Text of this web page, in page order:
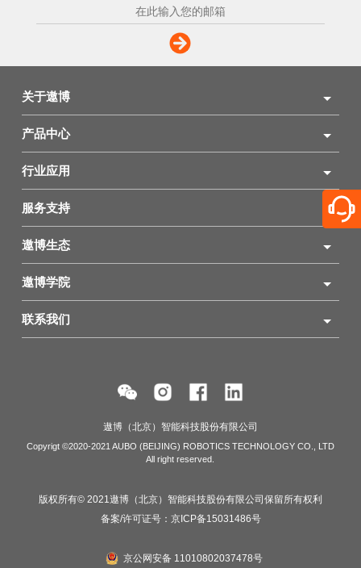
关于遨博
产品中心
行业应用
服务支持
遨博生态
遨博学院
联系我们
遨博（北京）智能科技股份有限公司
Copyrigt ©2020-2021 AUBO (BEIJING) ROBOTICS TECHNOLOGY CO., LTD
All right reserved.
版权所有© 2021遨博（北京）智能科技股份有限公司保留所有权利
备案/许可证号： 京ICP备15031486号
京公网安备 11010802037478号